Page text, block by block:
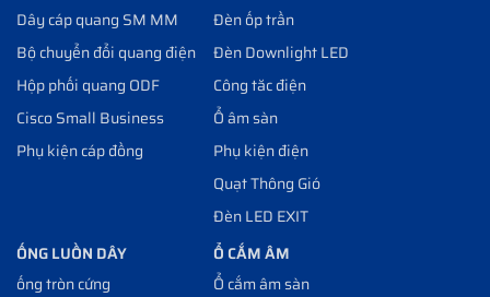
Dây cáp quang SM MM
Bộ chuyển đổi quang điện
Hộp phối quang ODF
Cisco Small Business
Phụ kiện cáp đồng
Đèn ốp trần
Đèn Downlight LED
Công tăc điện
Ổ âm sàn
Phụ kiện điện
Quạt Thông Gió
Đèn LED EXIT
ỐNG LUỒN DÂY
ống tròn cứng
Ổ CẮM ÂM
Ổ cắm âm sàn